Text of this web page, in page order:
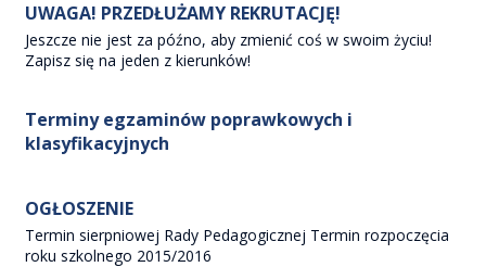
UWAGA! PRZEDŁUŻAMY REKRUTACJĘ!
Jeszcze nie jest za późno, aby zmienić coś w swoim życiu!
Zapisz się na jeden z kierunków!
Terminy egzaminów poprawkowych i
klasyfikacyjnych
OGŁOSZENIE
Termin sierpniowej Rady Pedagogicznej Termin rozpoczęcia
roku szkolnego 2015/2016